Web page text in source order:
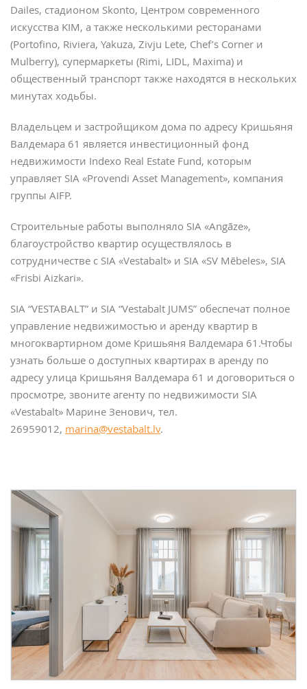
Dailes, стадионом Skonto, Центром современного
искусства KIM, а также несколькими ресторанами
(Portofino, Riviera, Yakuza, Zivju Lete, Chef’s Corner и
Mulberry), супермаркеты (Rimi, LIDL, Maxima) и
общественный транспорт также находятся в нескольких
минутах ходьбы.
Владельцем и застройщиком дома по адресу Кришьяня
Валдемара 61 является инвестиционный фонд
недвижимости Indexo Real Estate Fund, которым
управляет SIA «Provendi Asset Management», компания
группы AIFP.
Строительные работы выполняло SIA «Angāze»,
благоустройство квартир осуществлялось в
сотрудничестве с SIA «Vestabalt» и SIA «SV Mēbeles», SIA
«Frisbi Aizkari».
SIA “VESTABALT” и SIA “Vestabalt JUMS” обеспечат полное
управление недвижимостью и аренду квартир в
многоквартирном доме Кришьяня Валдемара 61.Чтобы
узнать больше о доступных квартирах в аренду по
адресу улица Кришьяня Валдемара 61 и договориться о
просмотре, звоните агенту по недвижимости SIA
«Vestabalt» Марине Зенович, тел.
26959012, marina@vestabalt.lv.